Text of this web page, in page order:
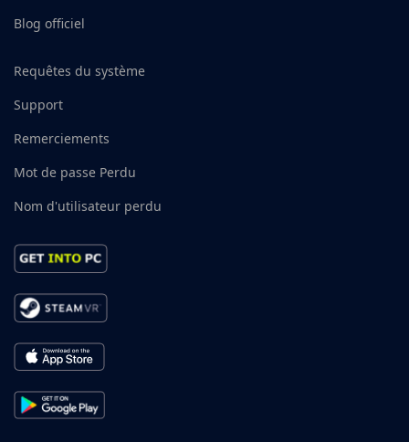
Blog officiel
Requêtes du système
Support
Remerciements
Mot de passe Perdu
Nom d'utilisateur perdu